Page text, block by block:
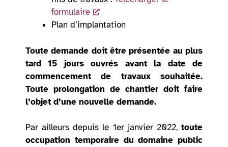
formulaire
Plan d’implantation
Toute demande doit être présentée au plus
tard 15 jours ouvrés avant la date de
commencement de travaux souhaitée.
Toute prolongation de chantier doit faire
l’objet d’une nouvelle demande.
Par ailleurs depuis le 1er janvier 2022, toute
occupation temporaire du domaine public